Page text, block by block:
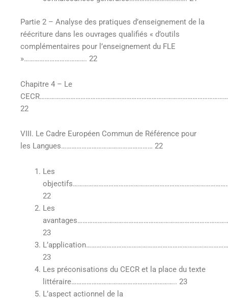
Partie 2 – Analyse des pratiques d’enseignement de la
réécriture dans les ouvrages qualifiés « d’outils
complémentaires pour l’enseignement du FLE
»………………………………. 22
Chapitre 4 – Le
22
VIII. Le Cadre Européen Commun de Référence pour
les Langues……………………………………………… 22
Les
22
Les
23
23
Les préconisations du CECR et la place du texte
littéraire…………………………………………………….. 23
L’aspect actionnel de la